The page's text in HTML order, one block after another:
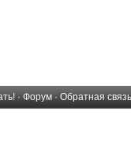
· Форум · Обратная связь